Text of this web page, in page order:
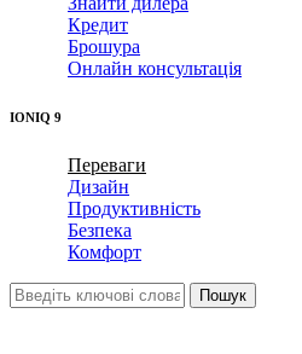
Кредит
Брошура
Онлайн консультація
IONIQ 9
Переваги
Дизайн
Продуктивність
Безпека
Комфорт